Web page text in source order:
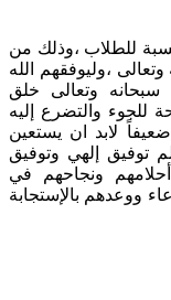
للطلاب ،وذلك من
،وليوفقهم الله
سبحانه وتعالى خلق
للجوء والتضرع إليه
لابد ان يستعين
توفيق إلهي وتوفيق
ونجاحهم في
ووعدهم بالإستجابة